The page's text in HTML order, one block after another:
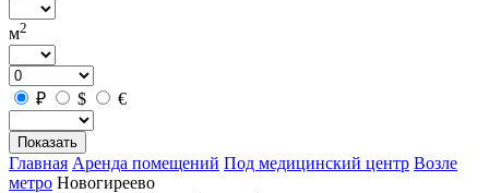
м2
₽ $ €
Показать
Главная Аренда помещений Под медицинский центр Возле
метро Новогиреево